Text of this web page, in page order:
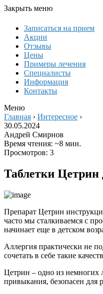
Закрыть меню
Записаться на прием
Акции
Отзывы
Цены
Примеры лечения
Специалисты
Информация
Контакты
Меню
Главная › Интересное ›
30.05.2024
Андрей Смирнов
Время чтения: ~8 мин.
Просмотров: 3
Таблетки
Препарат Цетрин
часто мы сталкиваемся с
начинает еще в детском
Аллергия практически не
сочетать в себе такие
Цетрин – одно из немногих
привыкания, безопасен для